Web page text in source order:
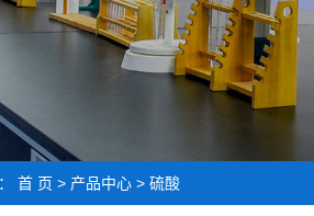
首 页 > 产品中心 > 硫酸